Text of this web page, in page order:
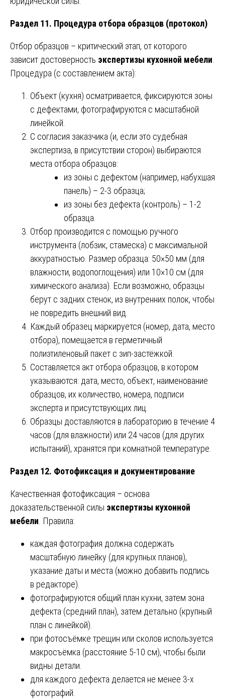
Раздел 11. Процедура отбора образцов (протокол)
Отбор образцов – критический этап, от которого
зависит достоверность экспертизы кухонной мебели
Процедура (с составлением акта):
Объект (кухня) осматривается, фиксируются зоны
с дефектами, фотографируются с масштабной
линейкой.
С согласия заказчика (и, если это судебная
экспертиза, в присутствии сторон) выбираются
места отбора образцов:
из зоны с дефектом (например, набухшая
панель) – 2-3 образца;
из зоны без дефекта (контроль) – 1-2
образца.
Отбор производится с помощью ручного
инструмента (лобзик, стамеска) с максимальной
аккуратностью. Размер образца: 50×50 мм (для
влажности, водопоглощения) или 10×10 см (для
химического анализа). Если возможно, образцы
берут с задних стенок, из внутренних полок, чтобы
не повредить внешний вид.
Каждый образец маркируется (номер, дата, место
отбора), помещается в герметичный
полиэтиленовый пакет с зип-застёжкой.
Составляется акт отбора образцов, в котором
указываются: дата, место, объект, наименование
образцов, их количество, номера, подписи
эксперта и присутствующих лиц.
Образцы доставляются в лабораторию в течение 4
часов (для влажности) или 24 часов (для других
испытаний), хранятся при комнатной температуре.
Раздел 12. Фотофиксация и документирование
Качественная фотофиксация – основа
доказательственной силы экспертизы кухонной
мебели . Правила:
каждая фотография должна содержать
масштабную линейку (для крупных планов),
указание даты и места (можно добавить подпись
в редакторе).
фотографируются общий план кухни, затем зона
дефекта (средний план), затем детально (крупный
план с линейкой).
при фотосъёмке трещин или сколов используется
макросъёмка (расстояние 5-10 см), чтобы были
видны детали.
для каждого дефекта делается не менее 3-х
фотографий.